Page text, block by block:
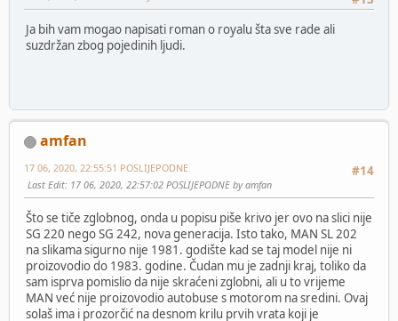
Ja bih vam mogao napisati roman o royalu šta sve rade ali
suzdržan zbog pojedinih ljudi.
amfan
#14
17 06, 2020, 22:55:51 POSLIJEPODNE
Last Edit: 17 06, 2020, 22:57:02 POSLIJEPODNE by amfan
Što se tiče zglobnog, onda u popisu piše krivo jer ovo na slici nije
SG 220 nego SG 242, nova generacija. Isto tako, MAN SL 202
na slikama sigurno nije 1981. godište kad se taj model nije ni
proizovodio do 1983. godine. Čudan mu je zadnji kraj, toliko da
sam isprva pomislio da nije skraćeni zglobni, ali u to vrijeme
MAN već nije proizovodio autobuse s motorom na sredini. Ovaj
solaš ima i prozorčić na desnom krilu prvih vrata koji je